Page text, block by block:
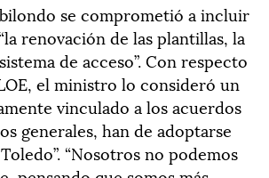
se comprometió a incluir
renovación de las plantillas, la
de acceso”. Con respecto
el ministro lo consideró un
vinculado a los acuerdos
generales, han de adoptarse
“Nosotros no podemos